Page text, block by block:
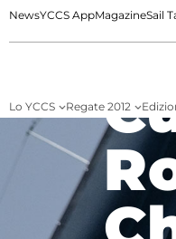
NewsYCCS AppMagazineSail
Lo YCCS Regate 2012